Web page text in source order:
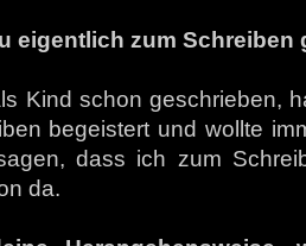
eigentlich zum Schreiben
Kind schon geschrieben,
begeistert und wollte
dass ich zum
da.